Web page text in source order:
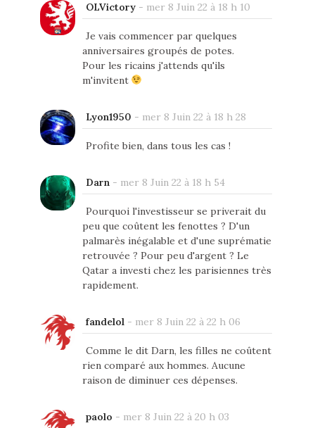
OLVictory- mer 8 Juin 22 à 18 h 10
Je vais commencer par quelques
anniversaires groupés de potes.
Pour les ricains j'attends qu'ils
m'invitent
Lyon1950 - mer 8 Juin 22 à 18 h 28
Profite bien, dans tous les cas !
Darn- mer 8 Juin 22 à 18 h 54
Pourquoi l'investisseur se priverait du
peu que coûtent les fenottes ? D'un
palmarès inégalable et d'une suprématie
retrouvée ? Pour peu d'argent ? Le
Qatar a investi chez les parisiennes très
rapidement.
fandelol- mer 8 Juin 22 à 22 h 06
Comme le dit Darn, les filles ne coûtent
rien comparé aux hommes. Aucune
raison de diminuer ces dépenses.
paolo - mer 8 Juin 22 à 20 h 03